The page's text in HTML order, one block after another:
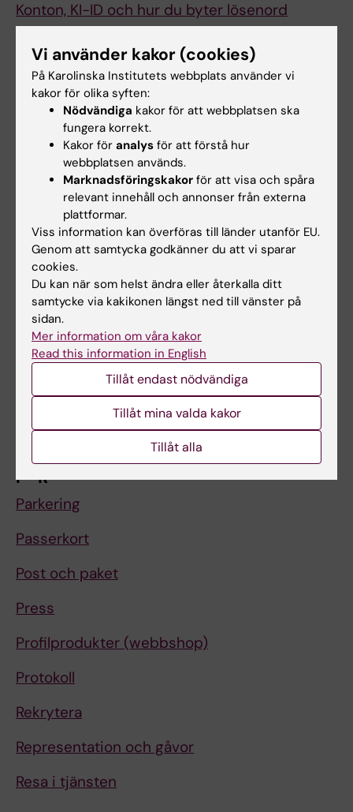
Konton, KI-ID och hur du byter lösenord
Kontoplan och andra ekonomimallar och
manualer
Krishantering och krisorganisation
Kvalitetssystemet
Laboratoriesäkerhet
Ladok
Ledarskap och organisationsutveckling
Lika villkor på KI
Miljö och hållbar utveckling
Ny medarbetare
Om något händer
P–R
Parkering
Passerkort
Post och paket
Press
Profilprodukter (webbshop)
Protokoll
Rekrytera
Representation och gåvor
Resa i tjänsten
Vi använder kakor (cookies)
På Karolinska Institutets webbplats använder vi
kakor för olika syften:
Nödvändiga kakor för att webbplatsen ska
fungera korrekt.
Kakor för analys för att förstå hur
webbplatsen används.
Marknadsföringskakor för att visa och spåra
relevant innehåll och annonser från externa
plattformar.
Viss information kan överföras till länder utanför EU.
Genom att samtycka godkänner du att vi sparar
cookies.
Du kan när som helst ändra eller återkalla ditt
samtycke via kakikonen längst ned till vänster på
sidan.
Mer information om våra kakor
Read this information in English
Tillåt endast nödvändiga
Tillåt mina valda kakor
Tillåt alla